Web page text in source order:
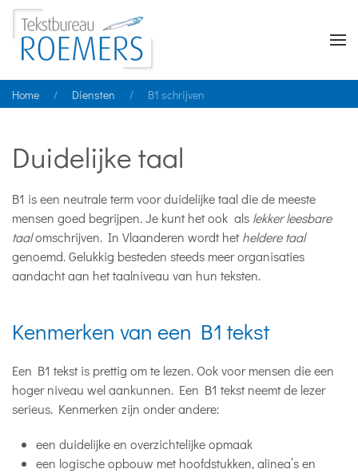
Home Diensten B1 schrijven
Duidelijke taal
B1 is een neutrale term voor duidelijke taal die de meeste
mensen goed begrijpen. Je kunt het ook als lekker leesbare
taalomschrijven. In Vlaanderen wordt hetheldere taal
genoemd. Gelukkig besteden steeds meer organisaties
aandacht aan het taalniveau van hun teksten.
Kenmerken van een B1 tekst
Een B1 tekst is prettig om te lezen. Ook voor mensen die een
hoger niveau wel aankunnen. Een B1 tekst neemt de lezer
serieus. Kenmerken zijn onder andere:
een duidelijke en overzichtelijke opmaak
een logische opbouw met hoofdstukken, alinea’s en